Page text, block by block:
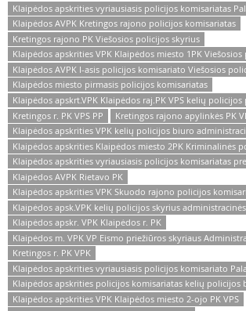
Klaipėdos apskrities vyriausiasis policijos komisariatas
Klaipėdos AVPK Kretingos rajono policijos komisariatas
Kretingos rajono PK Viešosios policijos skyrius
Klaipėdos apskrities VPK Klaipėdos miesto 1PK
Klaipėdos AVPK I-asis policijos komisariato Viešosios
Klaipėdos miesto pirmasis policijos komisariatas
Klaipėdos apskrt.VPK Klaipėdos raj.PK VPS kelių policijos
Kretingos r. PK VPS PP
Kretingos rajono apylinkės PK
Klaipėdos apskrities VPK kelių policijos biuro
Klaipėdos apskrities Klaipėdos miesto 2PK Kriminalinės
Klaipėdos apskrities vyriausiasis policijos komisariatas
Klaipėdos AVPK Rietavo PK
Klaipėdos apskrities VPK Skuodo rajono policijos
Klaipėdos apsk.VPK kelių policijos skyrius
Klaipėdos apskr. VPK Klaipėdos r. PK
Klaipėdos m. VPK VP Eismo priežiūros skyriaus
Kretingos r. PK VPK
Klaipėdos apskrities vyriausiasis policijos komisariato
Klaipėdos apskrities policijos komisariatas kelių policijos
Klaipėdos apskrities VPK Klaipėdos miesto 2-ojo PK VPS